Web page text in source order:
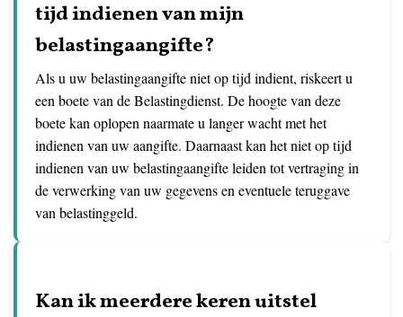
tijd indienen van mijn
belastingaangifte?
Als u uw belastingaangifte niet op tijd indient, riskeert u
een boete van de Belastingdienst. De hoogte van deze
boete kan oplopen naarmate u langer wacht met het
indienen van uw aangifte. Daarnaast kan het niet op tijd
indienen van uw belastingaangifte leiden tot vertraging in
de verwerking van uw gegevens en eventuele teruggave
van belastinggeld.
Kan ik meerdere keren uitstel